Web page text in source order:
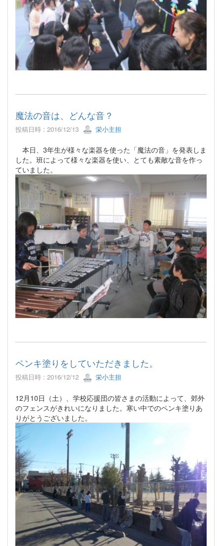
魔法の音は、どんな音？
投稿日時 : 2016/12/13 栄小主担
本日、3年生が様々な楽器を使った「魔法の音」を発表しま
した。班によって様々な楽器を使い、とても素敵な音を作っ
ていました。
ペンキ塗りをしていただきました。
投稿日時 : 2016/12/12 栄小主担
12月10日（土）、学校応援団の皆さまの活動によって、郊外
のフェンスがきれいになりました。寒い中でのペンキ塗りあ
りがとうございました。